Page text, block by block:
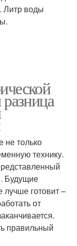
Литр воды
не только
технику.
Будущие
лучше готовит –
от
правильный